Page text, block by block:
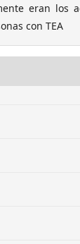
eran los
con TEA